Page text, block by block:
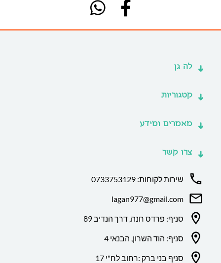
לה גן
קטגוריות
מאמרים ומידע
צרו קשר
שירות לקוחות: 0733753129
lagan977@gmail.com
סניף: פרדס חנה, דרך הנדיב 89
סניף: הוד השרון, הבנאי 4
סניף בני ברק :רחוב לח"י 17